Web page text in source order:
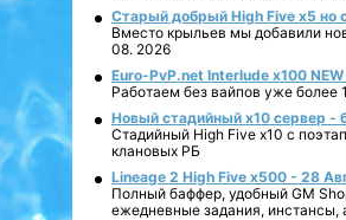
Старый добрый High Five x5 но
Вместо крыльев мы добавили
08. 2026
Euro-PvP.net Interlude х100
Работаем без вайпов уже более
Новый стадийный х10 сервер -
Стадийный High Five x10 с
клановых РБ
Lineage 2 High Five x500 - 28
Полный баффер, удобный GM
ежедневные задания, инстансы,